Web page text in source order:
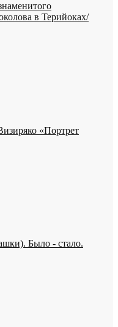
в Терийоках/
«Портрет
Было - стало.